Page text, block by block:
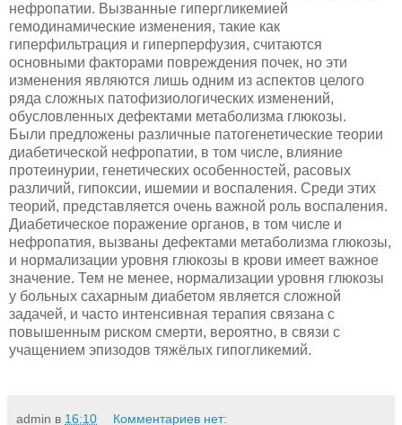
нефропатии. Вызванные гипергликемией
гемодинамические изменения, такие как
гиперфильтрация и гиперперфузия, считаются
основными факторами повреждения почек, но эти
изменения являются лишь одним из аспектов целого
ряда сложных патофизиологических изменений,
обусловленных дефектами метаболизма глюкозы.
Были предложены различные патогенетические теории
диабетической нефропатии, в том числе, влияние
протеинурии, генетических особенностей, расовых
различий, гипоксии, ишемии и воспаления. Среди этих
теорий, представляется очень важной роль воспаления.
Диабетическое поражение органов, в том числе и
нефропатия, вызваны дефектами метаболизма глюкозы,
и нормализации уровня глюкозы в крови имеет важное
значение. Тем не менее, нормализации уровня глюкозы
у больных сахарным диабетом является сложной
задачей, и часто интенсивная терапия связана с
повышенным риском смерти, вероятно, в связи с
учащением эпизодов тяжёлых гипогликемий.
admin в 16:10 Комментариев нет: